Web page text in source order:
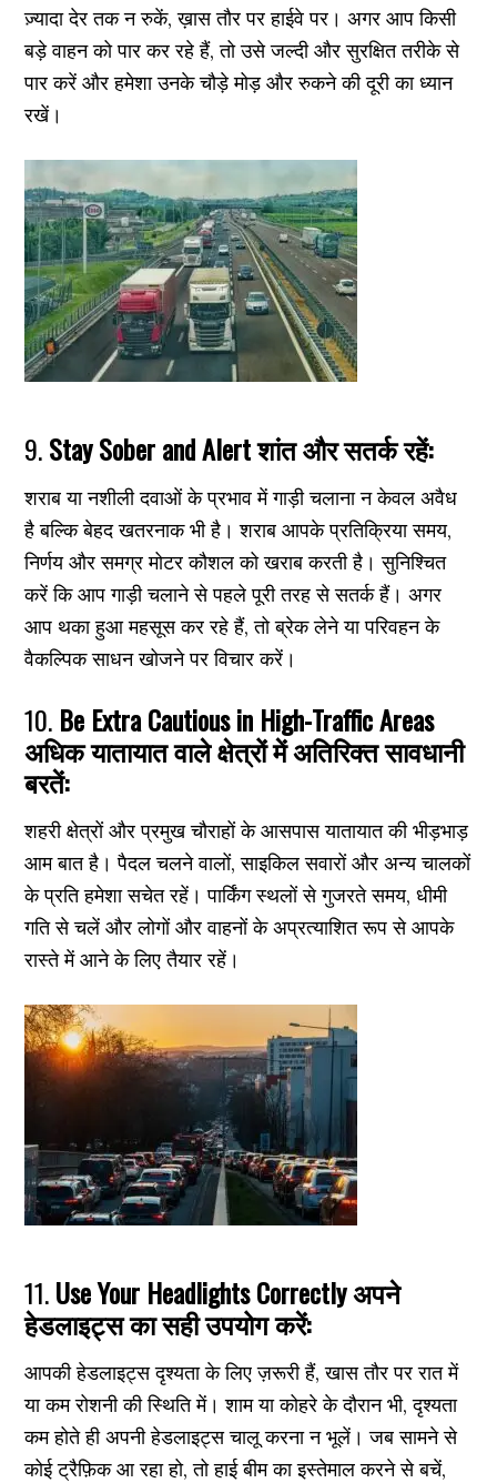
ज़्यादा देर तक न रुकें, ख़ास तौर पर हाईवे पर। अगर आप किसी
बड़े वाहन को पार कर रहे हैं, तो उसे जल्दी और सुरक्षित तरीके से
पार करें और हमेशा उनके चौड़े मोड़ और रुकने की दूरी का ध्यान
रखें।
9.Stay Sober and Alert शांत और सतर्क रहें:
शराब या नशीली दवाओं के प्रभाव में गाड़ी चलाना न केवल अवैध
है बल्कि बेहद खतरनाक भी है। शराब आपके प्रतिक्रिया समय,
निर्णय और समग्र मोटर कौशल को खराब करती है। सुनिश्चित
करें कि आप गाड़ी चलाने से पहले पूरी तरह से सतर्क हैं। अगर
आप थका हुआ महसूस कर रहे हैं, तो ब्रेक लेने या परिवहन के
वैकल्पिक साधन खोजने पर विचार करें।
10. Be Extra Cautious in High-Traffic Areas
अधिक यातायात वाले क्षेत्रों में अतिरिक्त सावधानी
बरतें:
शहरी क्षेत्रों और प्रमुख चौराहों के आसपास यातायात की भीड़भाड़
आम बात है। पैदल चलने वालों, साइकिल सवारों और अन्य चालकों
के प्रति हमेशा सचेत रहें। पार्किंग स्थलों से गुजरते समय, धीमी
गति से चलें और लोगों और वाहनों के अप्रत्याशित रूप से आपके
रास्ते में आने के लिए तैयार रहें।
11.Use Your Headlights Correctly अपने
हेडलाइट्स का सही उपयोग करें:
आपकी हेडलाइट्स दृश्यता के लिए ज़रूरी हैं, खास तौर पर रात में
या कम रोशनी की स्थिति में। शाम या कोहरे के दौरान भी, दृश्यता
कम होते ही अपनी हेडलाइट्स चालू करना न भूलें। जब सामने से
कोई ट्रैफ़िक आ रहा हो, तो हाई बीम का इस्तेमाल करने से बचें,